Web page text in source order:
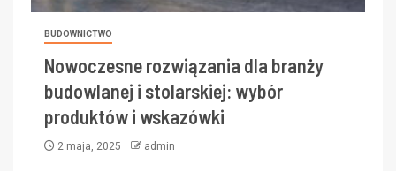
BUDOWNICTWO
Nowoczesne rozwiązania dla branży
budowlanej i stolarskiej: wybór
produktów i wskazówki
2 maja, 2025 admin